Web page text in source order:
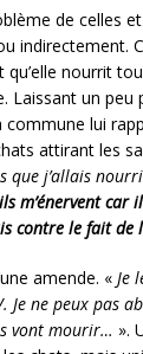
de celles
indirectement.
nourrit
Laissant un peu
lui
attirant les
que j’allais
ils m’énervent car
contre le fait de
amende. « Je
Je ne peux pas
vont mourir… ».